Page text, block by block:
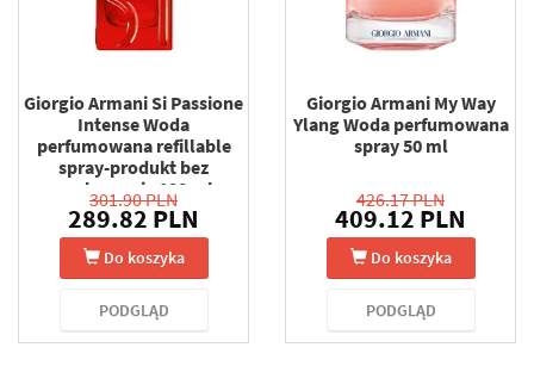
Giorgio Armani Si Passione
Intense Woda
perfumowana refillable
spray-produkt bez
opakowania 100 ml
301.90 PLN
289.82 PLN
Do koszyka
PODGLĄD
Giorgio Armani My Way
Ylang Woda perfumowana
spray 50 ml
426.17 PLN
409.12 PLN
Do koszyka
PODGLĄD